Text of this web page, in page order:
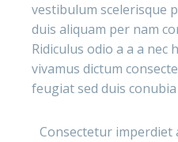
vestibulum scelerisque
duis aliquam per nam
Ridiculus odio a a a
vivamus dictum
feugiat sed duis
Consectetur imperdiet